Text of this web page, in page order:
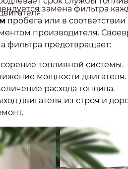
замена фильтра
пробега или в
производителя.
фильтра предотвращает:
топливной системы.
мощности двигателя.
расхода топлива.
двигателя из строя и